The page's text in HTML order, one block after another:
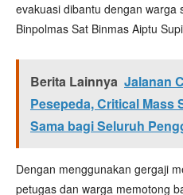
evakuasi dibantu dengan warga
Binpolmas Sat Binmas Aiptu
Berita Lainnya Jalanan
Pesepeda, Critical Mass
Sama bagi Seluruh
Dengan menggunakan gergaji
petugas dan warga memotong